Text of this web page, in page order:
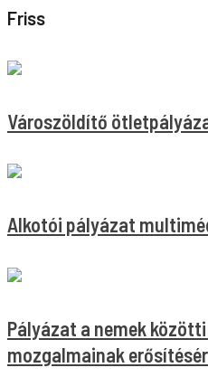
Friss
Városzöldítő
Alkotói pályázat
Pályázat a nemek
mozgalmainak